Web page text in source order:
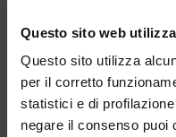
Questo sito web
Questo sito utilizza
per il corretto
statistici e di
negare il consenso puoi
Orecchini Madi
Rossi Idrotermali
€142,50 €128,25